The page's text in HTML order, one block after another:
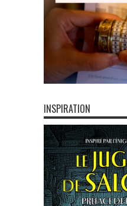
INSPIRATION